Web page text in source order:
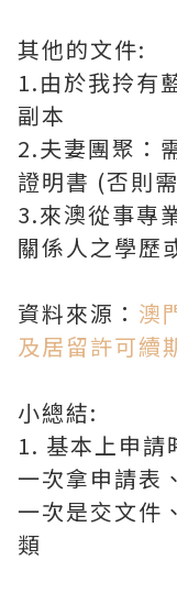
其他的文件:
1.由於我拎有
副本
2.夫妻團聚：
證明書 (否則
3.來澳從事專
關係人之學歷
資料來源： 澳
及居留許可續
小總結:
1. 基本上申請
一次拿申請表
一次是交文件
類